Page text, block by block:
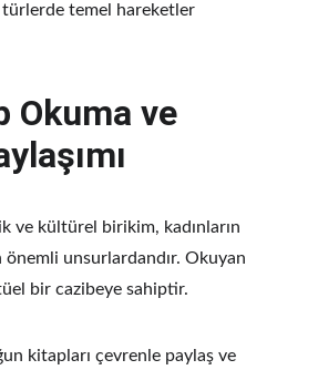
temel hareketler
Okuma ve
ve kültürel birikim, kadınların
unsurlardandır. Okuyan
bir cazibeye sahiptir.
kitapları çevrenle paylaş ve